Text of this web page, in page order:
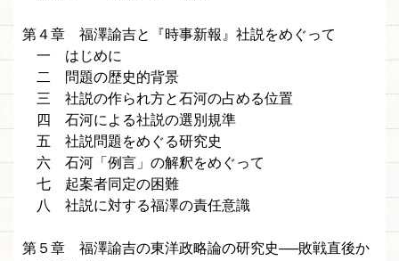
第４章 福澤諭吉と『時事新報』社説をめぐって
一 はじめに
二 問題の歴史的背景
三 社説の作られ方と石河の占める位置
四 石河による社説の選別規準
五 社説問題をめぐる研究史
六 石河「例言」の解釈をめぐって
七 起案者同定の困難
八 社説に対する福澤の責任意識
第５章 福澤諭吉の東洋政略論の研究史──敗戦直後か